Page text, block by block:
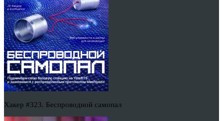
Хакер #323. Беспроводной самопал